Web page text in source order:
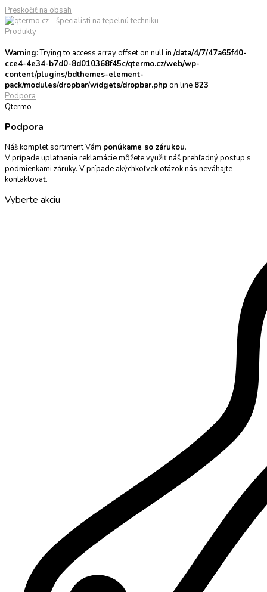
Preskočiť na obsah
Produkty
Warning: Trying to access array offset on null in /data/4/7/47a65f40-
cce4-4e34-b7d0-8d010368f45c/qtermo.cz/web/wp-
content/plugins/bdthemes-element-
pack/modules/dropbar/widgets/dropbar.phpon line 823
Podpora
Qtermo
Podpora
Náš komplet sortiment Vám ponúkame so zárukou.
V prípade uplatnenia reklamácie môžete využiť náš prehľadný postup s
podmienkami záruky. V prípade akýchkoľvek otázok nás neváhajte
kontaktovať.
Vyberte akciu